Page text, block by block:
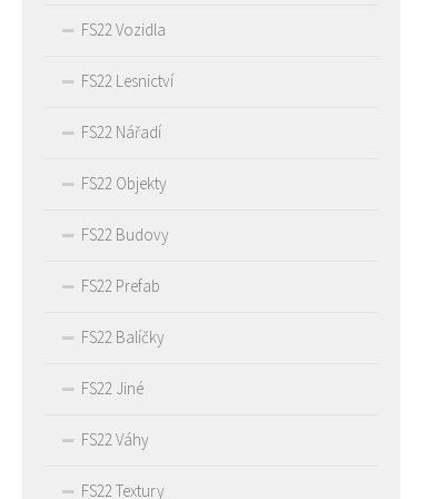
FS22 Vozidla
FS22 Lesnictví
FS22 Nářadí
FS22 Objekty
FS22 Budovy
FS22 Prefab
FS22 Balíčky
FS22 Jiné
FS22 Váhy
FS22 Textury